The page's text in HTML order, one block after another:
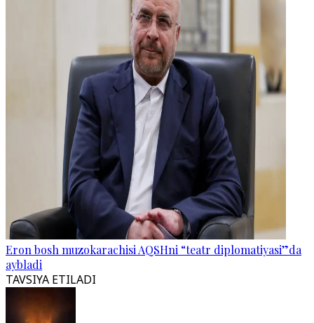
Eron bosh muzokarachisi AQSHni “teatr diplomatiyasi”da
aybladi
TAVSIYA ETILADI